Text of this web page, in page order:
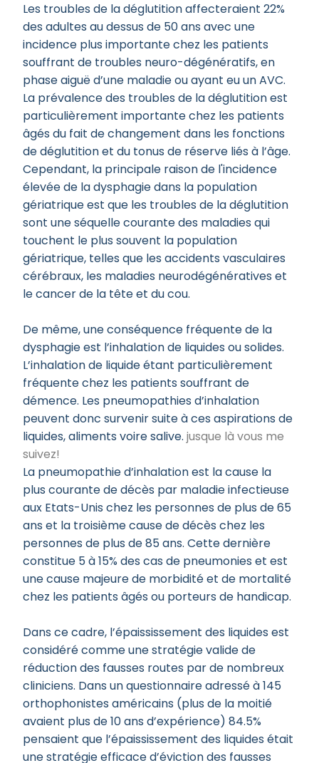
Les troubles de la déglutition affecteraient 22%
des adultes au dessus de 50 ans avec une
incidence plus importante chez les patients
souffrant de troubles neuro-dégénératifs, en
phase aiguë d’une maladie ou ayant eu un AVC.
La prévalence des troubles de la déglutition est
particulièrement importante chez les patients
âgés du fait de changement dans les fonctions
de déglutition et du tonus de réserve liés à l’âge.
Cependant, la principale raison de l'incidence
élevée de la dysphagie dans la population
gériatrique est que les troubles de la déglutition
sont une séquelle courante des maladies qui
touchent le plus souvent la population
gériatrique, telles que les accidents vasculaires
cérébraux, les maladies neurodégénératives et
le cancer de la tête et du cou.
De même, une conséquence fréquente de la
dysphagie est l’inhalation de liquides ou solides.
L’inhalation de liquide étant particulièrement
fréquente chez les patients souffrant de
démence. Les pneumopathies d’inhalation
peuvent donc survenir suite à ces aspirations de
liquides, aliments voire salive. jusque là vous me
suivez!
La pneumopathie d’inhalation est la cause la
plus courante de décès par maladie infectieuse
aux Etats-Unis chez les personnes de plus de 65
ans et la troisième cause de décès chez les
personnes de plus de 85 ans. Cette dernière
constitue 5 à 15% des cas de pneumonies et est
une cause majeure de morbidité et de mortalité
chez les patients âgés ou porteurs de handicap.
Dans ce cadre, l’épaississement des liquides est
considéré comme une stratégie valide de
réduction des fausses routes par de nombreux
cliniciens. Dans un questionnaire adressé à 145
orthophonistes américains (plus de la moitié
avaient plus de 10 ans d’expérience) 84.5%
pensaient que l’épaississement des liquides était
une stratégie efficace d’éviction des fausses